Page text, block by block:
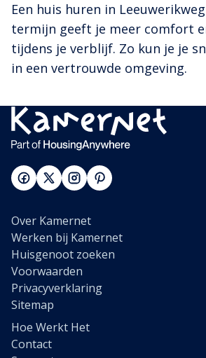
Een huis huren in
termijn geeft je meer comfort
tijdens je verblijf. Zo kun je je
in een vertrouwde omgeving.
Over Kamernet
Werken bij Kamernet
Huisgenoot zoeken
Voorwaarden
Privacyverklaring
Sitemap
Hoe Werkt Het
Contact